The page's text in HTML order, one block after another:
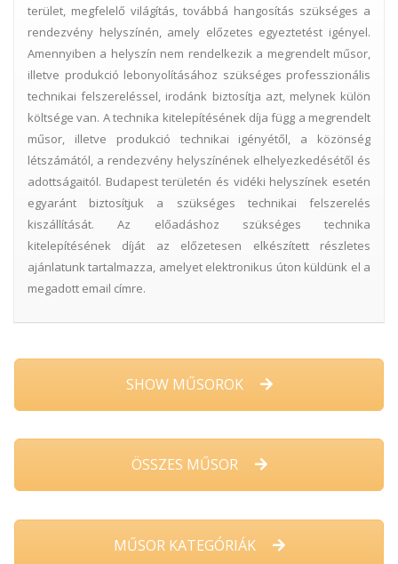
terület, megfelelő világítás, továbbá hangosítás szükséges a
rendezvény helyszínén, amely előzetes egyeztetést igényel.
Amennyiben a helyszín nem rendelkezik a megrendelt műsor,
illetve produkció lebonyolításához szükséges professzionális
technikai felszereléssel, irodánk biztosítja azt, melynek külön
költsége van. A technika kitelepítésének díja függ a megrendelt
műsor, illetve produkció technikai igényétől, a közönség
létszámától, a rendezvény helyszínének elhelyezkedésétől és
adottságaitól. Budapest területén és vidéki helyszínek esetén
egyaránt biztosítjuk a szükséges technikai felszerelés
kiszállítását. Az előadáshoz szükséges technika
kitelepítésének díját az előzetesen elkészített részletes
ajánlatunk tartalmazza, amelyet elektronikus úton küldünk el a
megadott email címre.
SHOW MŰSOROK
ÖSSZES MŰSOR
MŰSOR KATEGÓRIÁK